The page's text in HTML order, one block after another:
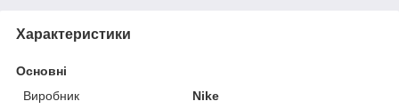
Характеристики
Основні
Виробник
Nike